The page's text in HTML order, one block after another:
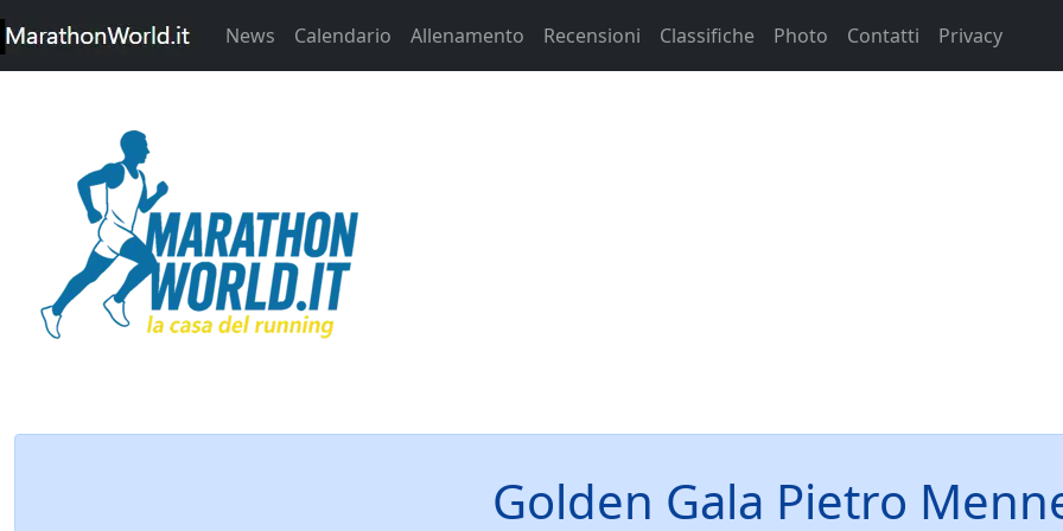
News Calendario Allenamento Recensioni Classifiche Photo Contatti Privacy
Golden Gala Pietro